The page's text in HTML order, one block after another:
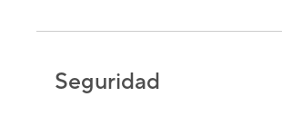
Seguridad